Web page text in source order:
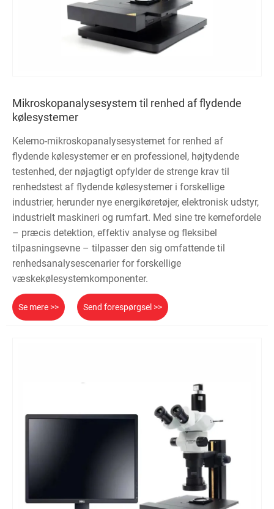
Mikroskopanalysesystem til renhed af flydende
kølesystemer
Kelemo-mikroskopanalysesystemet for renhed af
flydende kølesystemer er en professionel, højtydende
testenhed, der nøjagtigt opfylder de strenge krav til
renhedstest af flydende kølesystemer i forskellige
industrier, herunder nye energikøretøjer, elektronisk udstyr,
industrielt maskineri og rumfart. Med sine tre kernefordele
– præcis detektion, effektiv analyse og fleksibel
tilpasningsevne – tilpasser den sig omfattende til
renhedsanalysescenarier for forskellige
væskekølesystemkomponenter.
Se mere >> Send forespørgsel >>